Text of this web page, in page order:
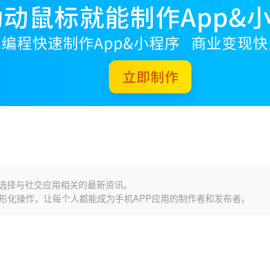
与社交应用相关的最新资讯。
操作，让每个人都能成为手机APP应用的制作者和发布者。